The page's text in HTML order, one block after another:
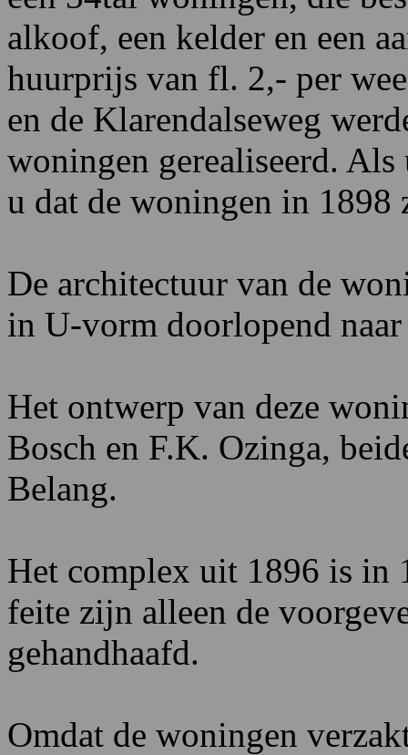
alkoof, een kelder en een
huurprijs van fl. 2,- per
en de Klarendalseweg
woningen gerealiseerd.
u dat de woningen in 1898
De architectuur van de
in U-vorm doorlopend
Het ontwerp van deze
Bosch en F.K. Ozinga,
Belang.
Het complex uit 1896 is in
feite zijn alleen de
gehandhaafd.
Omdat de woningen